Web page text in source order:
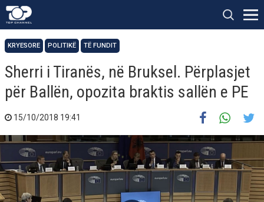
KRYESORE POLITIKË TË FUNDIT
Sherri i Tiranës, në Bruksel. Përplasjet
për Ballën, opozita braktis sallën e PE
15/10/2018 19:41